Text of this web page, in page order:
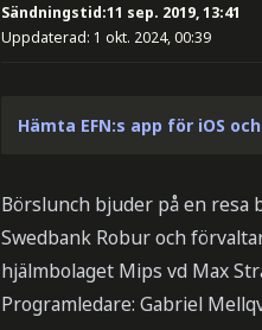
Sändningstid:11 sep. 2019, 13:41
Uppdaterad: 1 okt. 2024, 00:39
Hämta EFN:s app för iOS
Börslunch bjuder på en resa
Swedbank Robur och
hjälmbolaget Mips vd Max
Programledare: Gabriel